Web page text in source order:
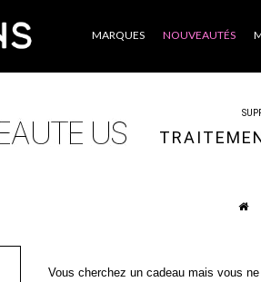
MARQUES NOUVEAUTÉS
Vous cherchez un cadeau mais vous